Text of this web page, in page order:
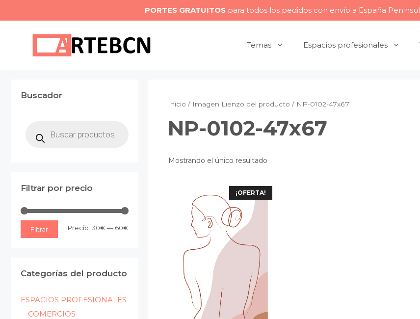
PORTES GRATUITOSpara todos los pedidos con envío a España
Temas Espacios profesionales
Inicio / Imagen Lienzo del producto / NP-0102-47x67
NP-0102-47x67
Mostrando el único resultado
¡OFERTA!
Buscador
productos
Filtrar por precio
Filtrar Precio: 30€ — 60€
Categorías del producto
ESPACIOS PROFESIONALES
COMERCIOS